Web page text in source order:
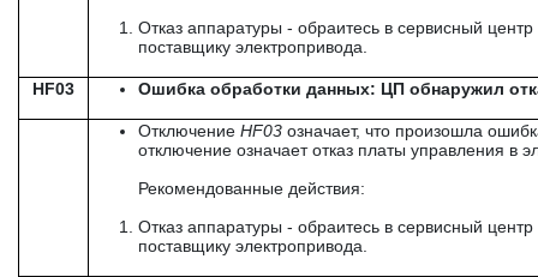
Отказ аппаратуры - обраитесь в сервисный центр
поставщику электропривода.
HF03 Ошибка обработки данных: ЦП обнаружил
Отключение HF03 означает, что произошла
отключение означает отказ платы управления в
Рекомендованные действия:
Отказ аппаратуры - обраитесь в сервисный центр
поставщику электропривода.